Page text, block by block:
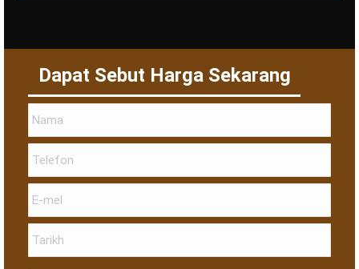
Dapat Sebut Harga Sekarang